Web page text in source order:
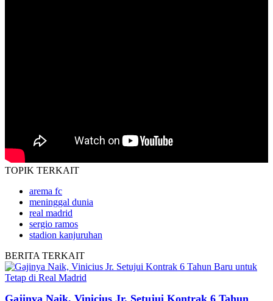
TOPIK TERKAIT
arema fc
meninggal dunia
real madrid
sergio ramos
stadion kanjuruhan
BERITA TERKAIT
Gajinya Naik, Vinicius Jr. Setujui Kontrak 6 Tahun